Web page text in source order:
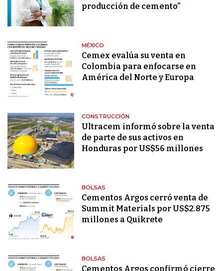
producción de cemento”
MÉXICO
Cemex evalúa su venta en
Colombia para enfocarse en
América del Norte y Europa
CONSTRUCCIÓN
Ultracem informó sobre la venta
de parte de sus activos en
Honduras por US$56 millones
BOLSAS
Cementos Argos cerró venta de
Summit Materials por US$2.875
millones a Quikrete
BOLSAS
Cementos Argos confirmó cierre